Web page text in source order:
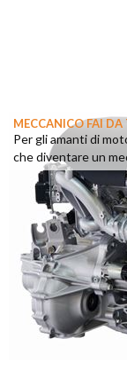
MECCANICO FAI DA
Per gli amanti di
che diventare un